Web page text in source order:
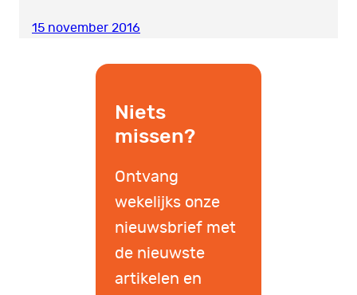
15 november 2016
Niets
missen?
Ontvang
wekelijks onze
nieuwsbrief met
de nieuwste
artikelen en